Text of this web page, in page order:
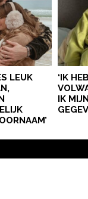
LEUK
‘IK
IK